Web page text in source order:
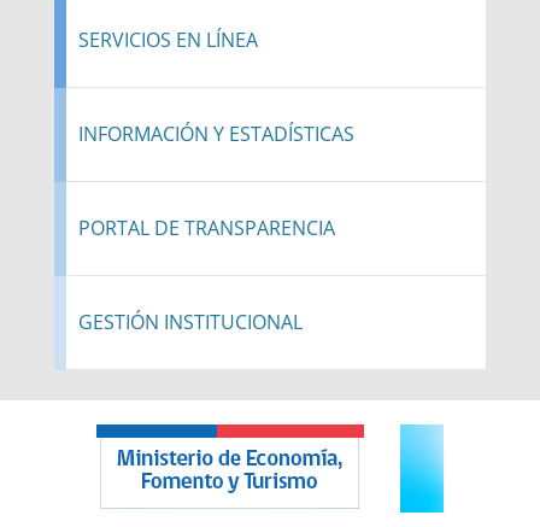
SERVICIOS EN LÍNEA
INFORMACIÓN Y ESTADÍSTICAS
PORTAL DE TRANSPARENCIA
GESTIÓN INSTITUCIONAL